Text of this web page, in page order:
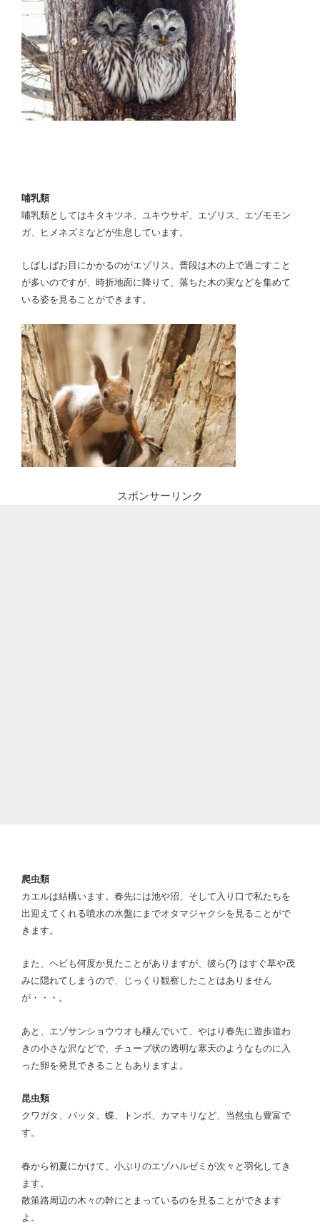
哺乳類
哺乳類としてはキタキツネ、ユキウサギ、エゾリス、エゾモモン
ガ、ヒメネズミなどが生息しています。
しばしばお目にかかるのがエゾリス。普段は木の上で過ごすこと
が多いのですが、時折地面に降りて、落ちた木の実などを集めて
いる姿を見ることができます。
スポンサーリンク
爬虫類
カエルは結構います。春先には池や沼、そして入り口で私たちを
出迎えてくれる噴水の水盤にまでオタマジャクシを見ることがで
きます。
また、ヘビも何度か見たことがありますが、彼ら(?) はすぐ草や茂
みに隠れてしまうので、じっくり観察したことはありません
が・・・。
あと、エゾサンショウウオも棲んでいて、やはり春先に遊歩道わ
きの小さな沢などで、チューブ状の透明な寒天のようなものに入
った卵を発見できることもありますよ。
昆虫類
クワガタ、バッタ、蝶、トンボ、カマキリなど、当然虫も豊富で
す。
春から初夏にかけて、小ぶりのエゾハルゼミが次々と羽化してき
ます。
散策路周辺の木々の幹にとまっているのを見ることができます
よ。